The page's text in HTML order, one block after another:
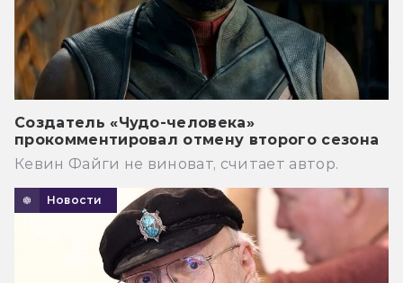
Создатель «Чудо-человека»
прокомментировал отмену второго сезона
Кевин Файги не виноват, считает автор.
Новости